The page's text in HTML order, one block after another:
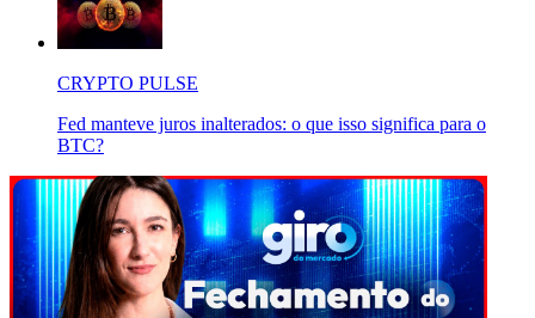
CRYPTO PULSE
Fed manteve juros inalterados: o que isso significa para o
BTC?